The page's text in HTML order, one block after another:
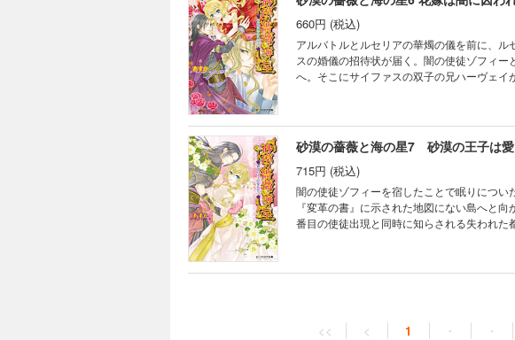
660円 (税込)
アルバトルとルセリアの華燭の儀を前に、
スの婚儀の招待状が届く。闇の使徒ゾフィ
へ。そこにサイファスの双子の兄ハーヴェ
砂漠の薔薇と海の星7 砂漠の王子は愛
715円 (税込)
闇の使徒ゾフィーを宿したことで眠りについ
『変革の書』に示された地図にない島へと
番目の使徒出現と同時に知らされる失われ
<< < 1 ・ ・